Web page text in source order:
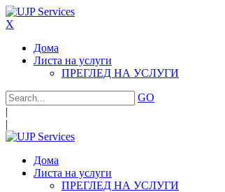
X
Дома
Листа на услуги
ПРЕГЛЕД НА УСЛУГИ
GO
|
|
Дома
Листа на услуги
ПРЕГЛЕД НА УСЛУГИ